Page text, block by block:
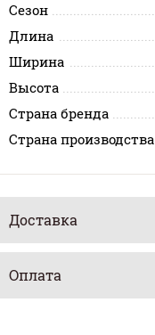
Сезон
Длина
Ширина
Высота
Страна бренда
Страна производства
Доставка
Оплата